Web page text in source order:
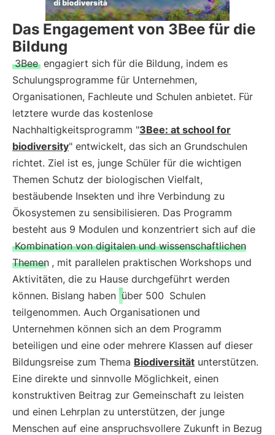
Das Engagement von 3Bee für die
Bildung
3Bee engagiert sich für die Bildung, indem es
Schulungsprogramme für Unternehmen,
Organisationen, Fachleute und Schulen anbietet. Für
letztere wurde das kostenlose
Nachhaltigkeitsprogramm "3Bee: at school for
biodiversity" entwickelt, das sich an Grundschulen
richtet. Ziel ist es, junge Schüler für die wichtigen
Themen Schutz der biologischen Vielfalt,
bestäubende Insekten und ihre Verbindung zu
Ökosystemen zu sensibilisieren. Das Programm
besteht aus 9 Modulen und konzentriert sich auf die
Kombination von digitalen und wissenschaftlichen
Themen , mit parallelen praktischen Workshops und
Aktivitäten, die zu Hause durchgeführt werden
können. Bislang haben über 500 Schulen
teilgenommen. Auch Organisationen und
Unternehmen können sich an dem Programm
beteiligen und eine oder mehrere Klassen auf dieser
Bildungsreise zum Thema Biodiversität unterstützen.
Eine direkte und sinnvolle Möglichkeit, einen
konstruktiven Beitrag zur Gemeinschaft zu leisten
und einen Lehrplan zu unterstützen, der junge
Menschen auf eine anspruchsvollere Zukunft in Bezug